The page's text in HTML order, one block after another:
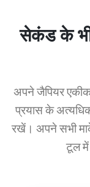
सेकंड के
अपने जैपियर
प्रयास के अत्यधिक
रखें। अपने सभी
टूल में